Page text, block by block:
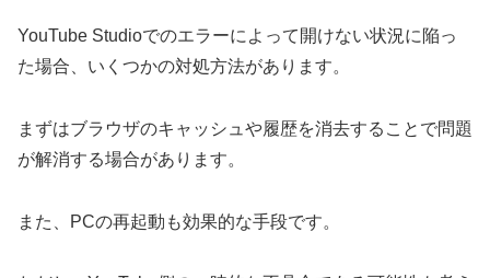
YouTube Studioでのエラーによって開けない状況に陥っ
た場合、いくつかの対処方法があります。
まずはブラウザのキャッシュや履歴を消去することで問題
が解消する場合があります。
また、PCの再起動も効果的な手段です。